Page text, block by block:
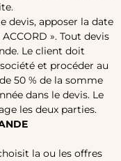
devis, apposer la date
». Tout devis
Le client doit
et procéder au
50 % de la somme
dans le devis. Le
les deux parties.
la ou les offres